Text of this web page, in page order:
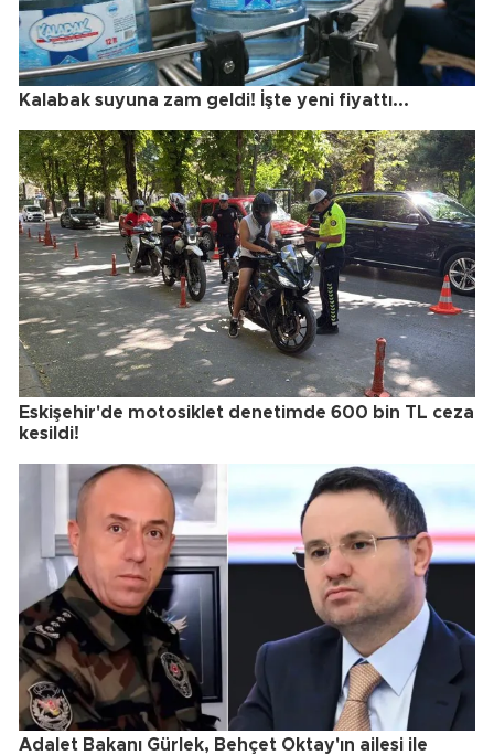
Kalabak suyuna zam geldi! İşte yeni fiyattı...
Eskişehir'de motosiklet denetimde 600 bin TL ceza
kesildi!
Adalet Bakanı Gürlek, Behçet Oktay'ın ailesi ile